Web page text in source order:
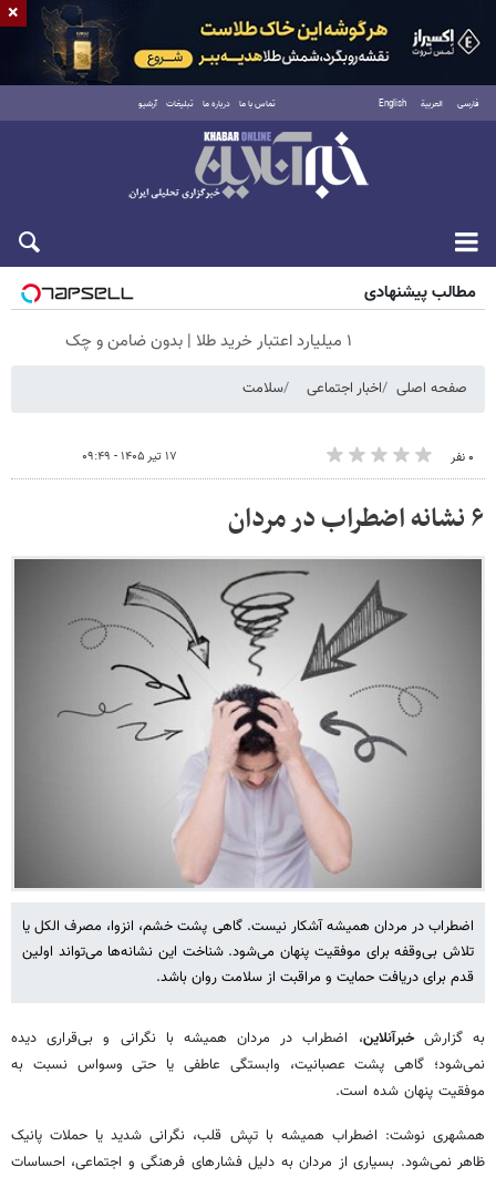
فارسی العربية English تماس با ما درباره ما تبلیغات آرشیو
پنجشنبه ۱۵ مرداد ۱۴۰۵
مطالب پیشنهادی
۱ میلیارد اعتبار خرید طلا | بدون ضامن و چک
صفحه اصلی اخبار اجتماعی سلامت
۰ نفر ۱۷ تیر ۱۴۰۵ - ۰۹:۴۹
۶ نشانه اضطراب در مردان
اضطراب در مردان همیشه آشکار نیست. گاهی پشت خشم، انزوا، مصرف الکل یا
تلاش بی‌وقفه برای موفقیت پنهان می‌شود. شناخت این نشانه‌ها می‌تواند اولین
قدم برای دریافت حمایت و مراقبت از سلامت روان باشد.
به گزارشخبرآنلاین، اضطراب در مردان همیشه با نگرانی و بی‌قراری دیده
نمی‌شود؛ گاهی پشت عصبانیت، وابستگی عاطفی یا حتی وسواس نسبت به
موفقیت پنهان شده است.
همشهری نوشت: اضطراب همیشه با تپش قلب، نگرانی شدید یا حملات پانیک
ظاهر نمی‌شود. بسیاری از مردان به دلیل فشارهای فرهنگی و اجتماعی، احساسات
×